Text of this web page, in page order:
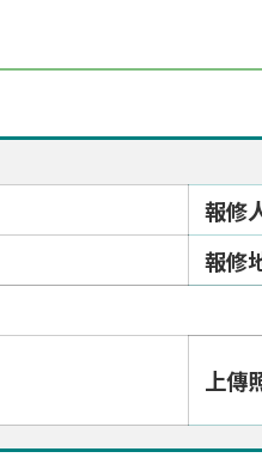
報修
報修
上傳